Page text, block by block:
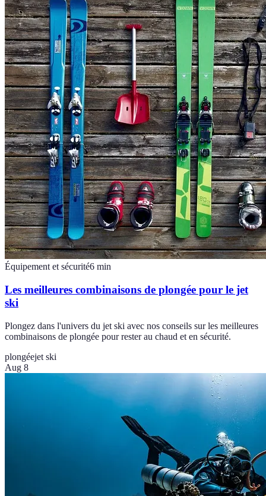
Équipement et sécurité6 min
Les meilleures combinaisons de plongée pour le jet
ski
Plongez dans l'univers du jet ski avec nos conseils sur les meilleures
combinaisons de plongée pour rester au chaud et en sécurité.
plongéejet ski
Aug 8